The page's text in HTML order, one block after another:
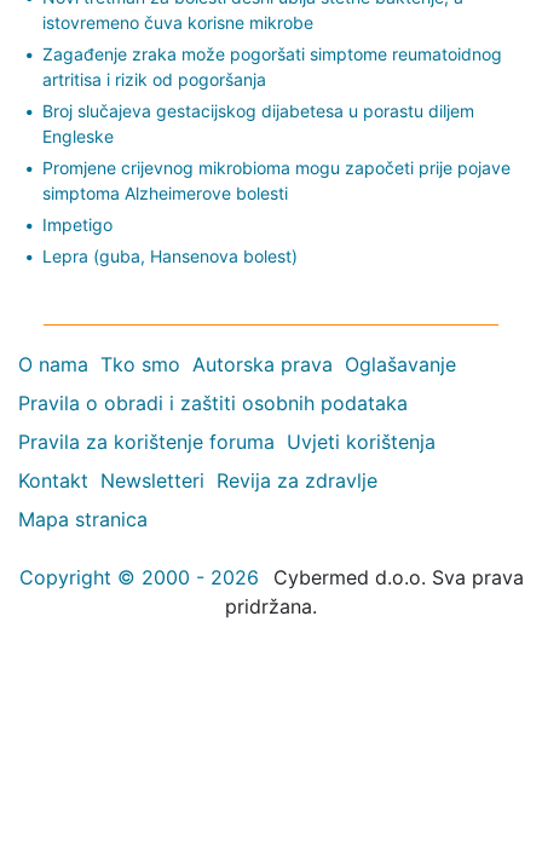
istovremeno čuva korisne mikrobe
Zagađenje zraka može pogoršati simptome reumatoidnog
artritisa i rizik od pogoršanja
Broj slučajeva gestacijskog dijabetesa u porastu diljem
Engleske
Promjene crijevnog mikrobioma mogu započeti prije pojave
simptoma Alzheimerove bolesti
Impetigo
Lepra (guba, Hansenova bolest)
O nama Tko smo Autorska prava Oglašavanje
Pravila o obradi i zaštiti osobnih podataka
Pravila za korištenje foruma Uvjeti korištenja
Kontakt Newsletteri Revija za zdravlje
Mapa stranica
Copyright © 2000 - 2026
Cybermed d.o.o. Sva prava
pridržana.